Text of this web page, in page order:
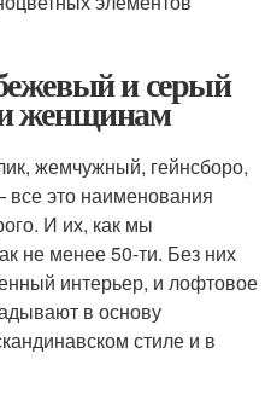
и серый
женщинам
жемчужный, гейнсборо,
это наименования
И их, как мы
не менее 50-ти. Без них
интерьер, и лофтовое
в основу
стиле и в